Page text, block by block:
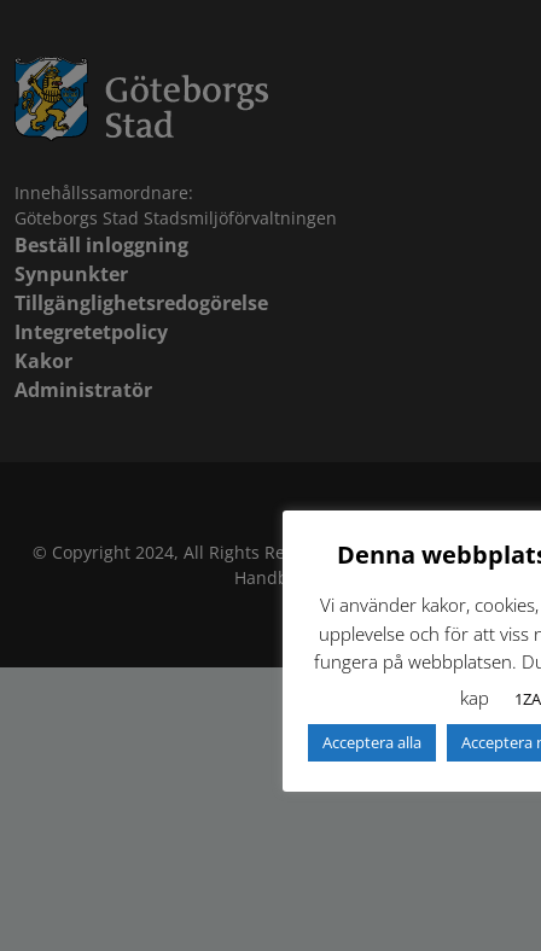
Innehållssamordnare:
Göteborgs Stad Stadsmiljöförvaltningen
Beställ inloggning
Synpunkter
Tillgänglighetsredogörelse
Integretetpolicy
Kakor
Administratör
© Copyright 2024, All Rights Reserved by Göteborg Teknisk
Handbok
Denna
Vi använder kakor,
upplevelse och för att viss
fungera på webbplatsen.
kap
Acceptera alla
Acceptera